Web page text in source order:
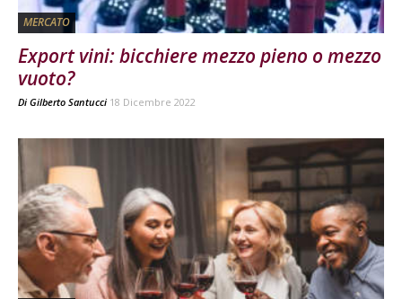
MERCATO
Export vini: bicchiere mezzo pieno o mezzo
vuoto?
Di Gilberto Santucci 18 Dicembre 2022